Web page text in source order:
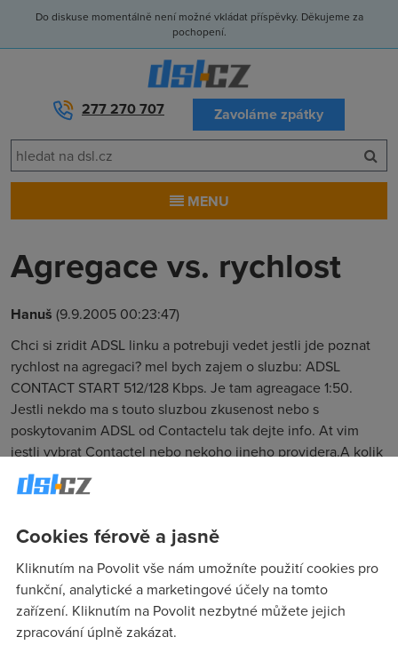
Do diskuse momentálně není možné vkládat příspěvky. Děkujeme za
pochopení.
277 270 707 Zavoláme zpátky
MENU
Agregace vs. rychlost
Hanuš (9.9.2005 00:23:47)
Chci si zridit ADSL linku a potrebuji vedet jestli jde poznat
rychlost na agregaci? mel bych zajem o sluzbu: ADSL
CONTACT START 512/128 Kbps. Je tam agreagace 1:50.
Jestli nekdo ma s touto sluzbou zkusenost nebo s
poskytovanim ADSL od Contactelu tak dejte info. At vim
jestli vybrat Contactel nebo nekoho jineho providera.A kolik
ta rychlost tak chodi u tech 512/128 Kbps? Diky za informace
hugo(9.9.2005 12:06:17)
Což o to, chodí to stabilně okolo 420kbps, a naprosto bez
výpadků (kromě 1-2 ohlášených za rok, ale to je různě po
republice takže se tě nejspíš nedotknou). Pokud ti nevadí, že
jsou jedni z nejdražších - za 650 lze mít místo 3GB 5GB ale i
Cookies férově a jasně
Kliknutím na Povolit vše nám umožníte použití cookies pro
funkční, analytické a marketingové účely na tomto
zařízení. Kliknutím na Povolit nezbytné můžete jejich
zpracování úplně zakázat.